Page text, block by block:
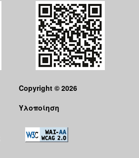
Copyright © 2026
Υλοποίηση